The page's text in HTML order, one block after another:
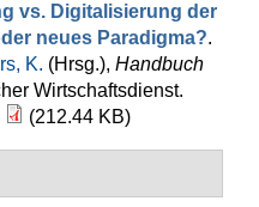
vs. Digitalisierung der
neues Paradigma?.
K. (Hrsg.), Handbuch
Wirtschaftsdienst.
(212.44 KB)